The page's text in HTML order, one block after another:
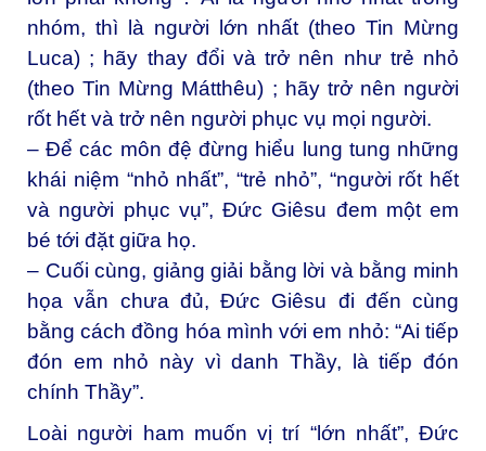
nhóm, thì là người lớn nhất (theo Tin Mừng
Luca) ; hãy thay đổi và trở nên như trẻ nhỏ
(theo Tin Mừng Mátthêu) ; hãy trở nên người
rốt hết và trở nên người phục vụ mọi người.
– Để các môn đệ đừng hiểu lung tung những
khái niệm “nhỏ nhất”, “trẻ nhỏ”, “người rốt hết
và người phục vụ”, Đức Giêsu đem một em
bé tới đặt giữa họ.
– Cuối cùng, giảng giải bằng lời và bằng minh
họa vẫn chưa đủ, Đức Giêsu đi đến cùng
bằng cách đồng hóa mình với em nhỏ: “Ai tiếp
đón em nhỏ này vì danh Thầy, là tiếp đón
chính Thầy”.
Loài người ham muốn vị trí “lớn nhất”, Đức